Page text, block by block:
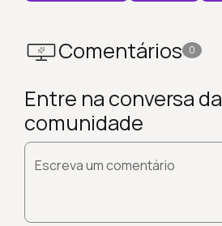
Comentários 0
Entre na conversa da
comunidade
Escreva um comentário